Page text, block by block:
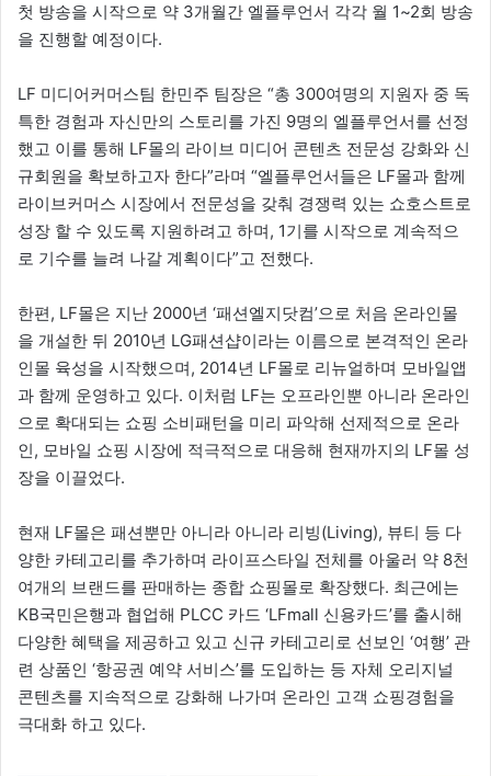
첫 방송을 시작으로 약 3개월간 엘플루언서 각각 월 1~2회 방송
을 진행할 예정이다.
LF 미디어커머스팀 한민주 팀장은 “총 300여명의 지원자 중 독
특한 경험과 자신만의 스토리를 가진 9명의 엘플루언서를 선정
했고 이를 통해 LF몰의 라이브 미디어 콘텐츠 전문성 강화와 신
규회원을 확보하고자 한다”라며 “엘플루언서들은 LF몰과 함께
라이브커머스 시장에서 전문성을 갖춰 경쟁력 있는 쇼호스트로
성장 할 수 있도록 지원하려고 하며, 1기를 시작으로 계속적으
로 기수를 늘려 나갈 계획이다”고 전했다.
한편, LF몰은 지난 2000년 ‘패션엘지닷컴’으로 처음 온라인몰
을 개설한 뒤 2010년 LG패션샵이라는 이름으로 본격적인 온라
인몰 육성을 시작했으며, 2014년 LF몰로 리뉴얼하며 모바일앱
과 함께 운영하고 있다. 이처럼 LF는 오프라인뿐 아니라 온라인
으로 확대되는 쇼핑 소비패턴을 미리 파악해 선제적으로 온라
인, 모바일 쇼핑 시장에 적극적으로 대응해 현재까지의 LF몰 성
장을 이끌었다.
현재 LF몰은 패션뿐만 아니라 아니라 리빙(Living), 뷰티 등 다
양한 카테고리를 추가하며 라이프스타일 전체를 아울러 약 8천
여개의 브랜드를 판매하는 종합 쇼핑몰로 확장했다. 최근에는
KB국민은행과 협업해 PLCC 카드 ‘LFmall 신용카드’를 출시해
다양한 혜택을 제공하고 있고 신규 카테고리로 선보인 ‘여행’ 관
련 상품인 ‘항공권 예약 서비스’를 도입하는 등 자체 오리지널
콘텐츠를 지속적으로 강화해 나가며 온라인 고객 쇼핑경험을
극대화 하고 있다.